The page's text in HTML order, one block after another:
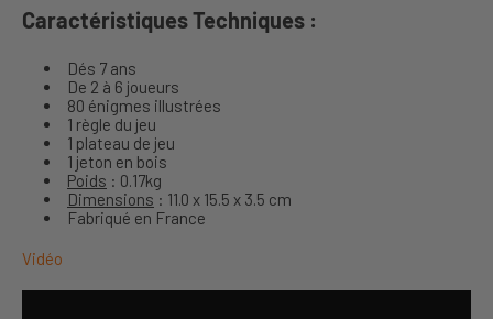
Caractéristiques Techniques :
Dés 7 ans
De 2 à 6 joueurs
80 énigmes illustrées
1 règle du jeu
1 plateau de jeu
1 jeton en bois
Poids : 0.17kg
Dimensions : 11.0 x 15.5 x 3.5 cm
Fabriqué en France
Vidéo